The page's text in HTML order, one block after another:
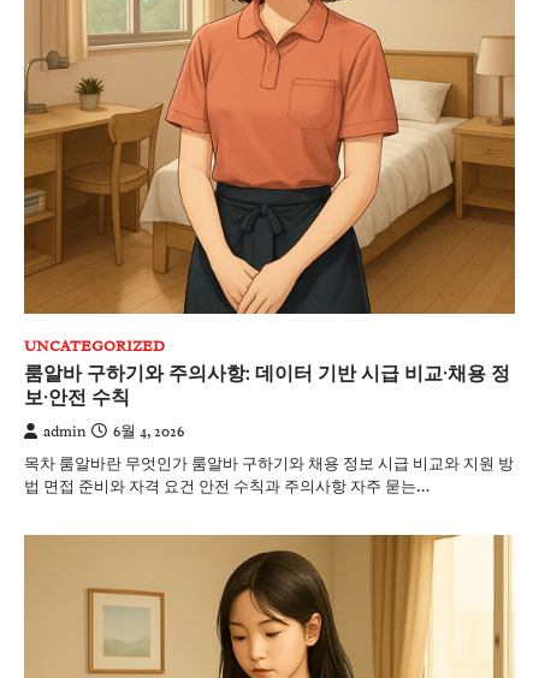
UNCATEGORIZED
룸알바 구하기와 주의사항: 데이터 기반 시급 비교·채용 정
보·안전 수칙
admin
6월 4, 2026
목차 룸알바란 무엇인가 룸알바 구하기와 채용 정보 시급 비교와 지원 방
법 면접 준비와 자격 요건 안전 수칙과 주의사항 자주 묻는…